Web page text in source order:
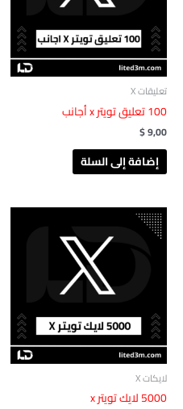
تعليقات X
‎ 100تعليق تويتر x أجانب
$9,00
إضافة إلى السلة
لايكات X
‎ 5000لايك‏‏‎ تويتر x